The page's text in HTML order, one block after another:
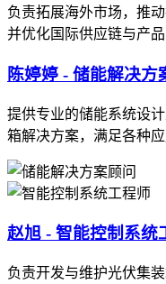
负责拓展海外市场，推
并优化国际供应链与产品
陈婷婷 - 储能解决方
提供专业的储能系统设
箱解决方案，满足各种应
赵旭 - 智能控制系统
负责开发与维护光伏集